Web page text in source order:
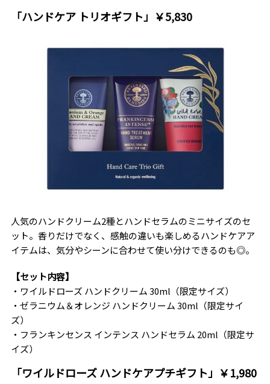
「ハンドケア トリオギフト」￥5,830
人気のハンドクリーム2種とハンドセラムのミニサイズのセ
ット。香りだけでなく、感触の違いも楽しめるハンドケアア
イテムは、気分やシーンに合わせて使い分けできるのも◎。
【セット内容】
・ワイルドローズ ハンドクリーム 30ml（限定サイズ）
・ゼラニウム＆オレンジ ハンドクリーム 30ml（限定サイ
ズ）
・フランキンセンス インテンス ハンドセラム 20ml（限定サ
イズ）
「ワイルドローズ ハンドケアプチギフト」￥1,980